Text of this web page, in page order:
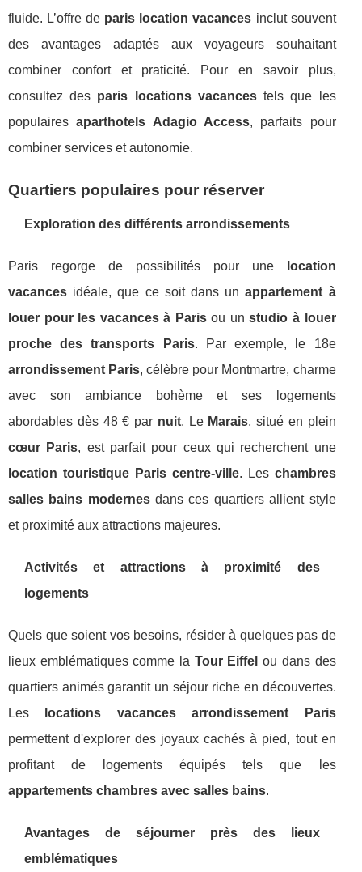
fluide. L’offre de paris location vacances inclut souvent
des avantages adaptés aux voyageurs souhaitant
combiner confort et praticité. Pour en savoir plus,
consultez des paris locations vacancestels que les
populairesaparthotels Adagio Access, parfaits pour
combiner services et autonomie.
Quartiers populaires pour réserver
Exploration des différents arrondissements
Paris regorge de possibilités pour une
location
vacances idéale, que ce soit dans unappartement à
louer pour les vacances à Parisou unstudio à louer
proche des transports Paris. Par exemple, le 18e
arrondissement Paris, célèbre pour Montmartre, charme
avec son ambiance bohème et ses logements
abordables dès 48 € par nuit. Le Marais, situé en plein
cœur Paris, est parfait pour ceux qui recherchent une
location touristique Paris centre-ville. Les chambres
salles bains modernesdans ces quartiers allient style
et proximité aux attractions majeures.
Activités et attractions à proximité des
logements
Quels que soient vos besoins, résider à quelques pas de
lieux emblématiques comme la Tour Eiffel ou dans des
quartiers animés garantit un séjour riche en découvertes.
Les
locations vacances arrondissement Paris
permettent d'explorer des joyaux cachés à pied, tout en
profitant de logements équipés tels que les
appartements chambres avec salles bains.
Avantages de séjourner près des lieux
emblématiques